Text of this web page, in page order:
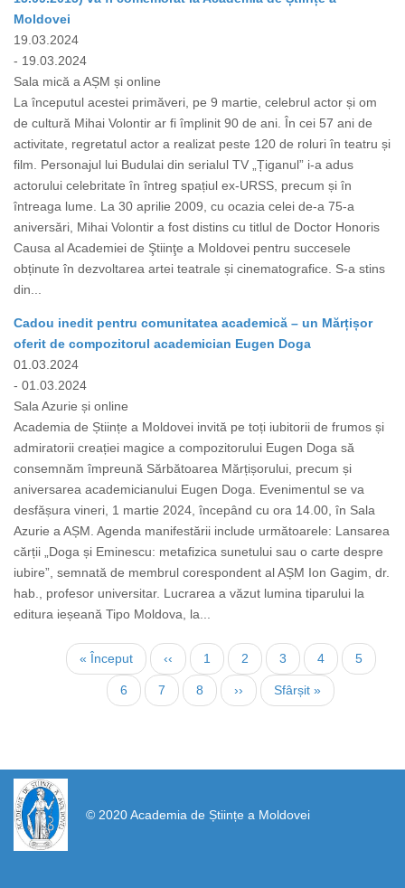
Moldovei
19.03.2024
- 19.03.2024
Sala mică a AȘM și online
La începutul acestei primăveri, pe 9 martie, celebrul actor și om
de cultură Mihai Volontir ar fi împlinit 90 de ani. În cei 57 ani de
activitate, regretatul actor a realizat peste 120 de roluri în teatru și
film. Personajul lui Budulai din serialul TV „Țiganul” i-a adus
actorului celebritate în întreg spațiul ex-URSS, precum și în
întreaga lume. La 30 aprilie 2009, cu ocazia celei de-a 75-a
aniversări, Mihai Volontir a fost distins cu titlul de Doctor Honoris
Causa al Academiei de Ştiinţe a Moldovei pentru succesele
obținute în dezvoltarea artei teatrale și cinematografice. S-a stins
din...
Cadou inedit pentru comunitatea academică – un Mărțișor
oferit de compozitorul academician Eugen Doga
01.03.2024
- 01.03.2024
Sala Azurie și online
Academia de Științe a Moldovei invită pe toți iubitorii de frumos și
admiratorii creației magice a compozitorului Eugen Doga să
consemnăm împreună Sărbătoarea Mărțișorului, precum și
aniversarea academicianului Eugen Doga. Evenimentul se va
desfășura vineri, 1 martie 2024, începând cu ora 14.00, în Sala
Azurie a AȘM. Agenda manifestării include următoarele: Lansarea
cărții „Doga și Eminescu: metafizica sunetului sau o carte despre
iubire”, semnată de membrul corespondent al AȘM Ion Gagim, dr.
hab., profesor universitar. Lucrarea a văzut lumina tiparului la
editura ieșeană Tipo Moldova, la...
Prima
pagină
« Început
Pagina
anterioară
‹‹ Page
1
Pagina
curentă
2 Page
3 Page
4 Page
5
Page
6 Page
7 Page
8
Pagina
următoare
››
Ultima
pagină
Sfârșit »
© 2020 Academia de Științe a Moldovei
https://propletenie.ru/